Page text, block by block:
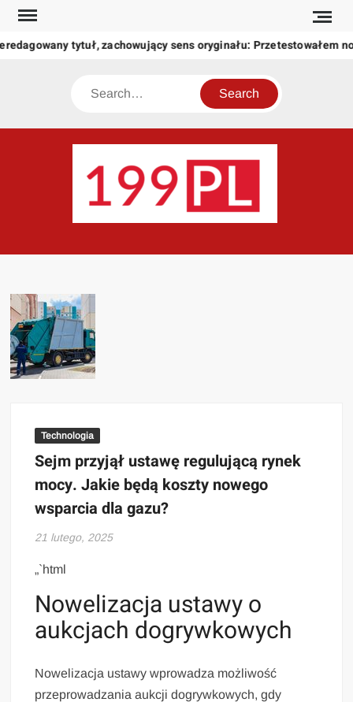
Skip
content
tytuł, zachowujący sens oryginału: Przetestowałem
Search
świat
Technologia
Sejm przyjął ustawę regulującą rynek
mocy. Jakie będą koszty nowego
wsparcia dla gazu?
21 lutego, 2025
„`html
Nowelizacja ustawy o
aukcjach dogrywkowych
Nowelizacja ustawy wprowadza możliwość
przeprowadzania aukcji dogrywkowych, gdy